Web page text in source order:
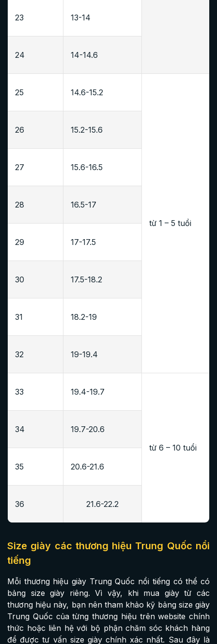
23 13-14
24 14-14.6
25 14.6-15.2
từ 1 – 5 tuổi
26 15.2-15.6
27 15.6-16.5
28 16.5-17
29 17-17.5
30 17.5-18.2
31 18.2-19
32 19-19.4
33 19.4-19.7
từ 6 – 10 tuổi
34 19.7-20.6
35 20.6-21.6
36 21.6-22.2
Size giày các thương hiệu Trung Quốc nổi
tiếng
Mỗi thương hiệu giày Trung Quốc nổi tiếng có thể có
bảng size giày riêng. Vì vậy, khi mua giày từ các
thương hiệu này, bạn nên tham khảo kỹ bảng size giày
Trung Quốc của từng thương hiệu trên website chính
thức hoặc liên hệ với bộ phận chăm sóc khách hàng
để được tư vấn size giày chính xác nhất. Sau đây là